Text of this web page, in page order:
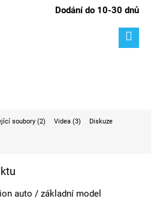
Dodání do 10-30 dnů
soubory (2) Videa (3) Diskuze
auto / základní model